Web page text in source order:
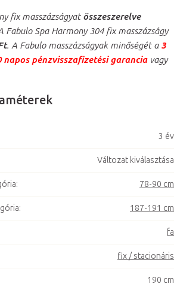
fix masszázságyat összeszerelve
Fabulo Spa Harmony 304 fix masszázságy
. A Fabulo masszázságyak minőségét a 3
napos pénzvisszafizetési garancia vagy
3 év
Változat kiválasztása
: 78-90 cm
: 187-191 cm
fa
fix / stacionáris
190 cm